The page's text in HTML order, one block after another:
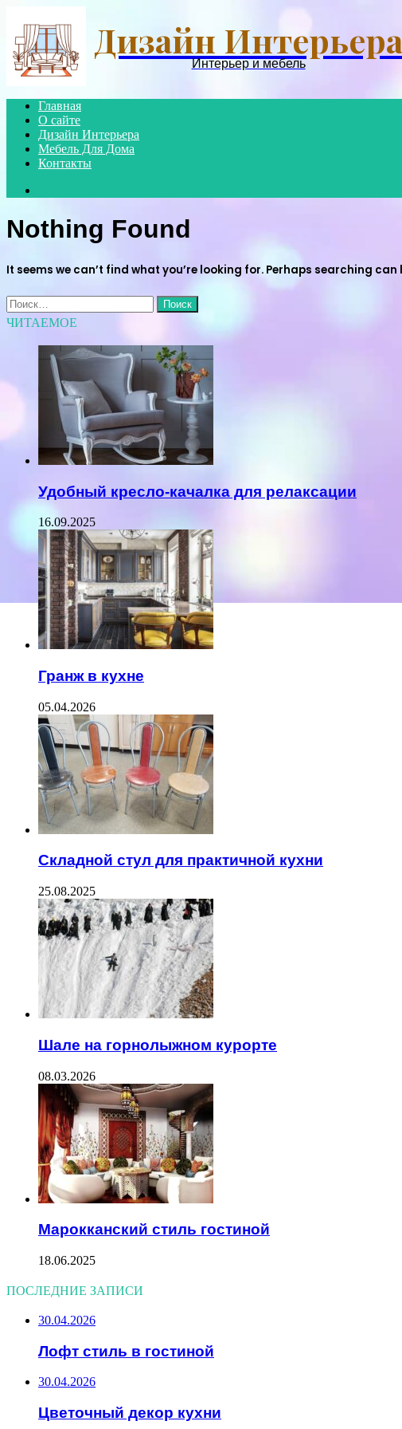
Дизайн Интерьера
Интерьер и мебель
Главная
О сайте
Дизайн Интерьера
Мебель Для Дома
Контакты
Nothing Found
It seems we can’t find what you’re looking for. Perhaps searching can
Найти:
ЧИТАЕМОЕ
Удобный кресло-качалка для релаксации
16.09.2025
Гранж в кухне
05.04.2026
Складной стул для практичной кухни
25.08.2025
Шале на горнолыжном курорте
08.03.2026
Марокканский стиль гостиной
18.06.2025
ПОСЛЕДНИЕ ЗАПИСИ
30.04.2026
Лофт стиль в гостиной
30.04.2026
Цветочный декор кухни